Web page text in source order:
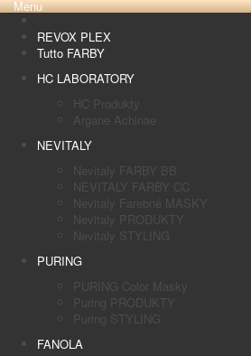
Menu
REVOX PLEX
Tutto FARBY
HC LABORATORY
HC Produkty
Argane Achinae
NEVITALY
Nevitaly FARBY BB
NEVITALY FARBY CC
Nevitaly Farebné MASKY
Nevitaly PRODUKTY
Nevitaly STYLING
PURING
PURING Color Masky
Puring PRODUKTY
Puring STYLING
FANOLA